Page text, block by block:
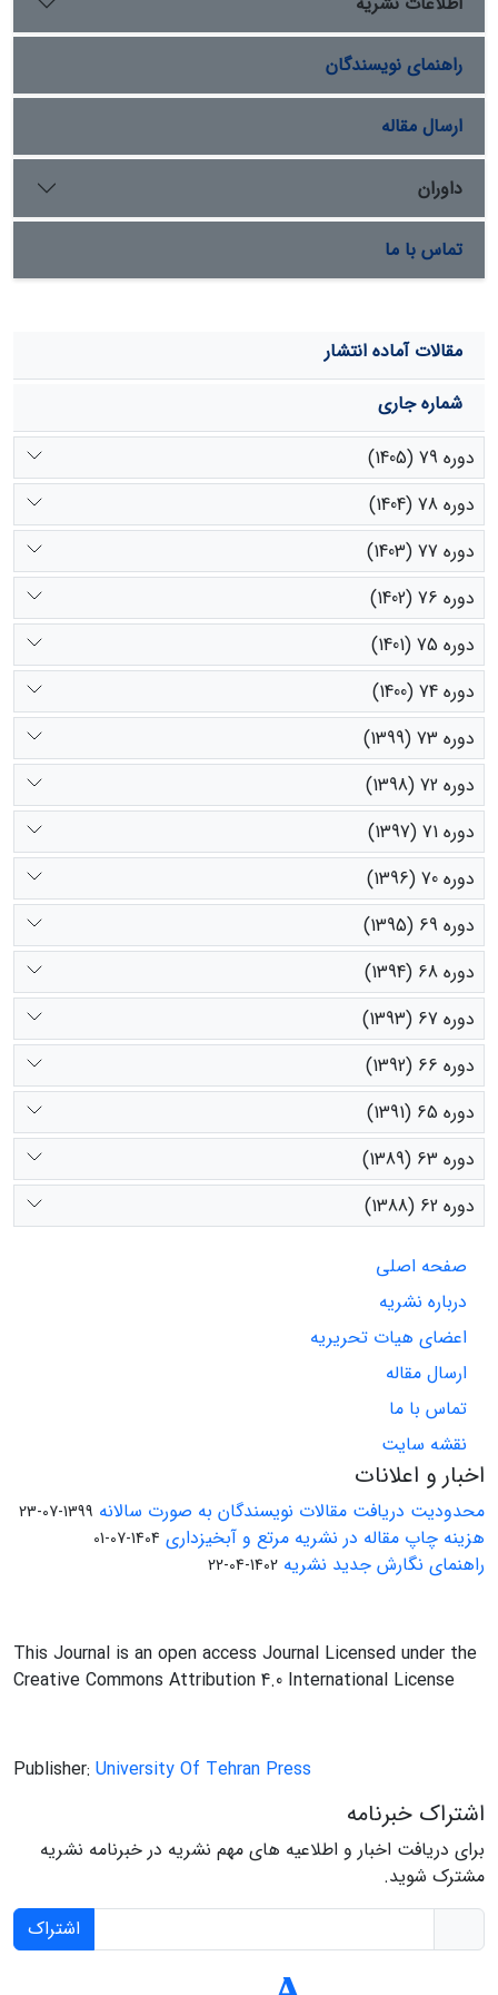
حالی که با بخش میانی و بالایی دامنة رو به باد اختلاف
معنی‏داری ندارند. نتایج مبین آن است که نسبت همگنی ابعاد
دانه‌های ماسه در تپه‌های مختلف متفاوت است و این ناشی
از تفاوت تغییرات سرعت باد در قسمت‌های مختلف ارگ و
همچنین تپه‌های مختلف است.
راهنمای نویسندگان
ارسال مقاله
داوران
تماس با ما
مقالات آماده انتشار
شماره جاری
دوره 79 (1405)
دوره 78 (1404)
دوره 77 (1403)
دوره 76 (1402)
دوره 75 (1401)
دوره 74 (1400)
دوره 73 (1399)
دوره 72 (1398)
دوره 71 (1397)
دوره 70 (1396)
دوره 69 (1395)
دوره 68 (1394)
دوره 67 (1393)
دوره 66 (1392)
دوره 65 (1391)
دوره 63 (1389)
دوره 62 (1388)
صفحه اصلی
درباره نشریه
اعضای هیات تحریریه
ارسال مقاله
تماس با ما
نقشه سایت
اخبار و اعلانات
محدودیت دریافت مقالات نویسندگان به صورت سالانه 1399-07-23
هزینه چاپ مقاله در نشریه مرتع و آبخیزداری 1404-07-01
راهنمای نگارش جدید نشریه 1402-04-22
This Journal is an open access Journal Licensed under the
Creative Commons Attribution 4.0 International License
Publisher: University Of Tehran Press
اشتراک خبرنامه
برای دریافت اخبار و اطلاعیه های مهم نشریه در خبرنامه نشریه
مشترک شوید.
اشتراک